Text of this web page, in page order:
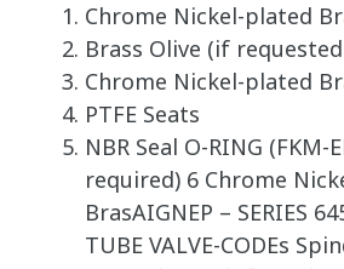
Chrome Nickel-plated
Brass Olive (if requested
Chrome Nickel-plated
PTFE Seats
NBR Seal O-RING (FKM-
required) 6 Chrome
BrasAIGNEP – SERIES
TUBE VALVE-CODEs